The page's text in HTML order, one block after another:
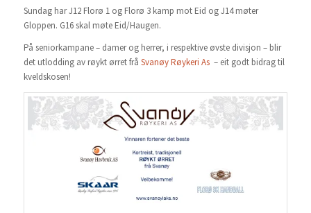
Sundag har J12 Florø 1 og Florø 3 kamp mot Eid og J14 møter
Gloppen. G16 skal møte Eid/Haugen.
På seniorkampane – damer og herrer, i respektive øvste divisjon – blir
det utlodding av røykt ørret frå Svanøy Røykeri As– eit godt bidrag til
kveldskosen!